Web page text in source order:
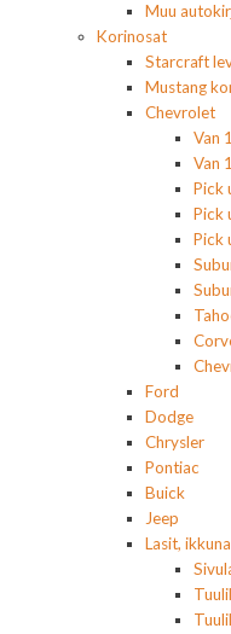
Muu
Korinosat
Starcraft
Mustang
Chevrolet
Van
Van
Pick
Pick
Pick
Ford
Dodge
Chrysler
Pontiac
Buick
Jeep
Lasit,